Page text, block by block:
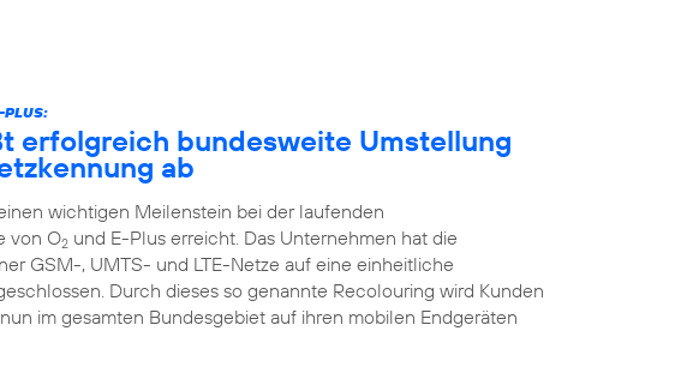
PLUS:
erfolgreich bundesweite Umstellung
ab
wichtigen Meilenstein bei der laufenden
von O2 und E-Plus erreicht. Das Unternehmen hat die
GSM-, UMTS- und LTE-Netze auf eine einheitliche
Durch dieses so genannte Recolouring wird Kunden
im gesamten Bundesgebiet auf ihren mobilen Endgeräten